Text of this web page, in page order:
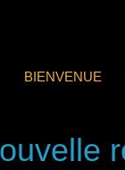
BIENVENUE